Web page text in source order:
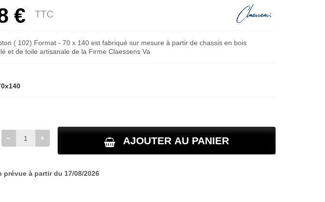
€ TTC
( 102) Format - 70 x 140 est fabriqué sur mesure à partir de chassis en bois
et de toile artisanale de la Firme Claessens Va
AJOUTER AU PANIER
prévue à partir du 17/08/2026